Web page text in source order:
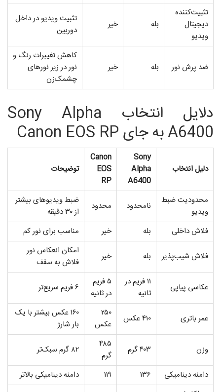
تثبیت‌کننده
دیجیتال
ویدیو
بله خیر
تثبیت ویدیو در داخل
دوربین
ضد پرش نور بله خیر
کاهش تغییرات رنگ و
نور در زیر نورهای
چشمک‌زن
دلایل انتخاب Sony Alpha
A6400 به جای Canon EOS RP
دلیل انتخاب
Sony
Alpha
A6400
Canon
EOS
RP
توضیحات
محدودیت ضبط
ویدیو
نامحدود محدود
ضبط ویدیوهای بیشتر
از ۳۰ دقیقه
فلاش داخلی
بله خیر مناسب برای نور کم
فلاش شیب‌پذیر بله خیر
امکان انعکاس نور
فلاش به سقف
عکاسی پیاپی
۱۱ فریم در
ثانیه
۵ فریم
در ثانیه
۶ فریم سریع‌تر
عمر باتری ۴۱۰ عکس
۲۵۰
عکس
۱۶۰ عکس بیشتر با یک
بار شارژ
وزن ۴۰۳ گرم
۴۸۵
گرم
۸۲ گرم سبک‌تر
دامنه دینامیکی ۱۳۶ ۱۱۹
دامنه دینامیکی بالاتر